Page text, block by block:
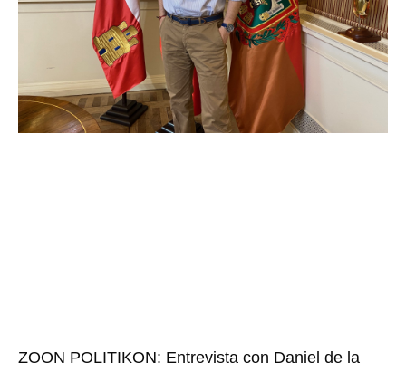
ZOON POLITIKON: Entrevista con Daniel de la